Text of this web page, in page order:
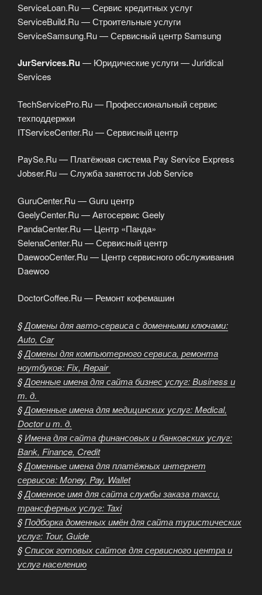
ServiceLoan.Ru — Сервис кредитных услуг
ServiceBuild.Ru — Строительные услуги
ServiceSamsung.Ru — Сервисный центр Samsung
JurServices.Ru — Юридические услуги — Juridical
Services
TechServicePro.Ru — Профессиональный сервис
техподдержки
ITServiceCenter.Ru — Сервисный центр
PaySe.Ru — Платёжная система Pay Service Express
Jobser.Ru — Служба занятости Job Service
GuruCenter.Ru — Guru центр
GeelyCenter.Ru — Автосервис Geely
PandaCenter.Ru — Центр «Панда»
SelenaCenter.Ru — Сервисный центр
DaewooCenter.Ru — Центр сервисного обслуживания
Daewoo
DoctorCoffee.Ru — Ремонт кофемашин
§Домены для авто-сервиса с доменными ключами:
Auto, Car
§Домены для компьютерного сервиса, ремонта
ноутбуков: Fix, Repair
§Доенные имена для сайта бизнес услуг:Business и
т. д.
§Доменные имена для медицинских услуг: Medical,
Doctor и т. д.
§Имена для сайта финансовых и банковских услуг:
Bank, Finance, Credit
§Доменные имена для платёжных интернет
сервисов: Money, Pay, Wallet
§Доменное имя для сайта службы заказа такси,
трансферных услуг: Taxi
§Подборка доменных имён для сайта туристических
услуг: Tour, Guide
§Список готовых сайтов для сервисного центра и
услуг населению